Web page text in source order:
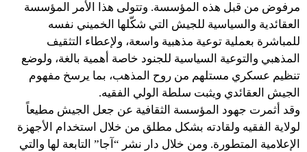
مرفوض من قبل هذه المؤسسة. وتتولى هذا الأمر المؤسسة
العقائدية والسياسية للجيش التي شكّلها الخميني نفسه
للمباشرة بعملية توعية مذهبية واسعة، ولإعطاء التثقيف
المذهبي والتوعية السياسية للجنود خاصة أهمية بالغة، ولوضع
تنظيم عسكري مستلهم من روح المذهب، بما يرسخ مفهوم
الجيش العقائدي ويثبت سلطة الولي الفقيه.
وقد أثمرت جهود المؤسسة الثقافية عن جعل الجيش مطيعاً
لولاية الفقيه ولقادته بشكل مطلق من خلال استخدام الأجهزة
الإعلامية المتطورة. ومن خلال دار نشر “آجا” التابعة لها والتي